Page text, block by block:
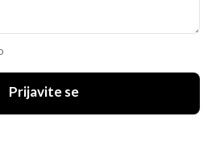
Prijavite se